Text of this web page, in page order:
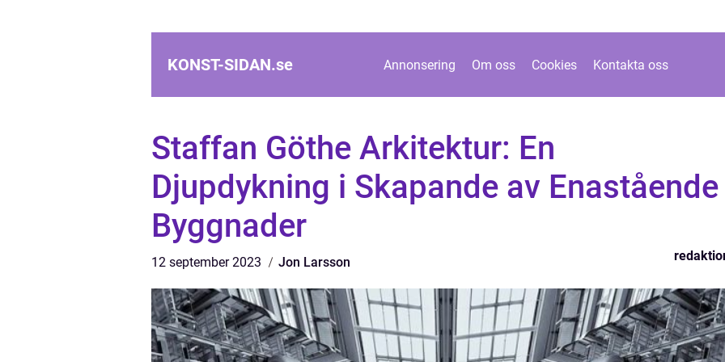
KONST-SIDAN.se Annonsering Om oss Cookies Kontakta oss
Staffan Göthe Arkitektur: En
Djupdykning i Skapande av Enastående
Byggnader
12 september 2023 Jon Larsson